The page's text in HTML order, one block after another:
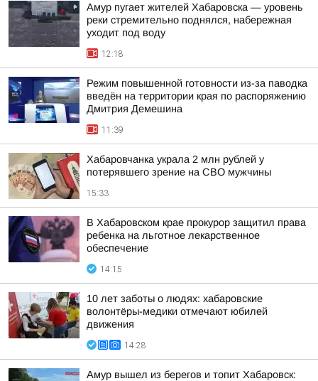
Амур пугает жителей Хабаровска — уровень
реки стремительно поднялся, набережная
уходит под воду
12:18
Режим повышенной готовности из-за паводка
введён на территории края по распоряжению
Дмитрия Демешина
11:39
Хабаровчанка украла 2 млн рублей у
потерявшего зрение на СВО мужчины
15:33
В Хабаровском крае прокурор защитил права
ребенка на льготное лекарственное
обеспечение
14:15
10 лет заботы о людях: хабаровские
волонтёры-медики отмечают юбилей
движения
14:28
Амур вышел из берегов и топит Хабаровск: